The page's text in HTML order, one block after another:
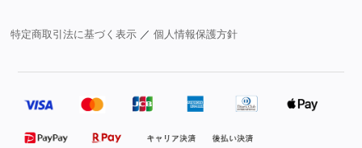
特定商取引法に基づく表示 ／個人情報保護方針